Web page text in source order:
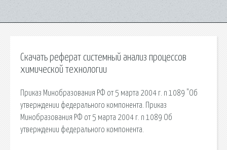
Скачать реферат системный анализ процессов
химической технологии
Приказ Минобразования РФ от 5 марта 2004 г. n 1089 "Об
утверждении федерального компонента. Приказ
Минобразования РФ от 5 марта 2004 г. n 1089 Об
утверждении федерального компонента.